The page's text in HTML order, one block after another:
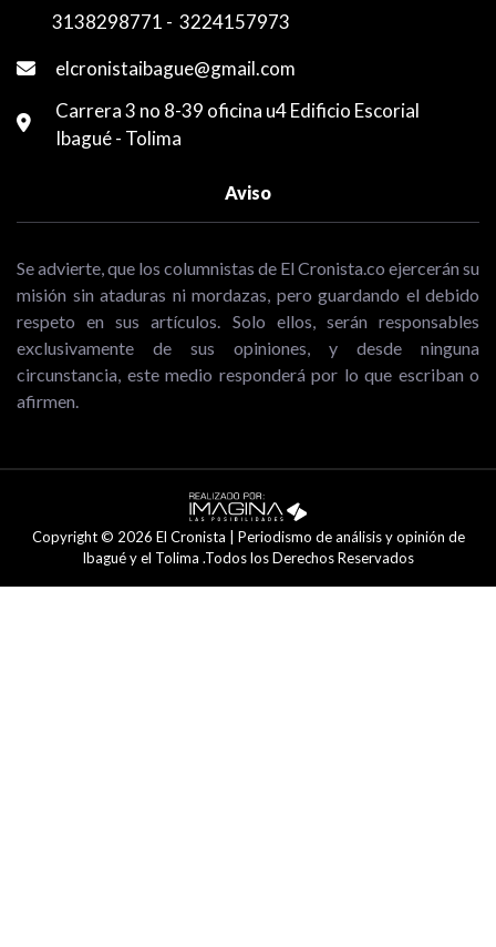
3138298771 - 3224157973
elcronistaibague@gmail.com
Carrera 3 no 8-39 oficina u4 Edificio Escorial
Ibagué - Tolima
Aviso
Se advierte, que los columnistas de El Cronista.co ejercerán su
misión sin ataduras ni mordazas, pero guardando el debido
respeto en sus artículos. Solo ellos, serán responsables
exclusivamente de sus opiniones, y desde ninguna
circunstancia, este medio responderá por lo que escriban o
afirmen.
Copyright © 2026 El Cronista | Periodismo de análisis y opinión de
Ibagué y el Tolima .Todos los Derechos Reservados